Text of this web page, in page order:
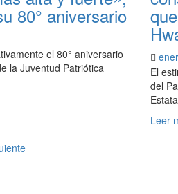
80° aniversario
el 80° aniversario
la Juventud Patriótica
El
del
Leer